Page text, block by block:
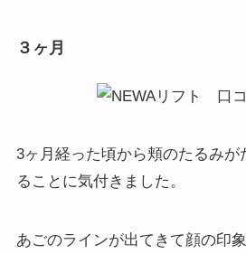
３ヶ月
3ヶ月経った頃から頬のたるみが
ることに気付きました。
あごのラインが出てきて顔の印